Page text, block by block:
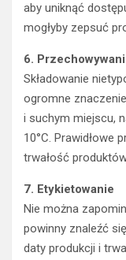
aby uniknąć
mogłyby zepsuć
6.
Składowanie
ogromne
i suchym miejscu,
10°C. Prawidłowe
trwałość
7. Etykietowanie
Nie można
powinny znaleźć
daty produkcji i